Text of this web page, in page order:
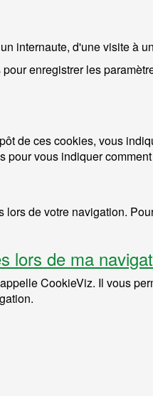
internaute, d'une visite à
enregistrer les
de ces cookies, vous
vous indiquer
de votre navigation.
lors de ma
CookieViz. Il vous